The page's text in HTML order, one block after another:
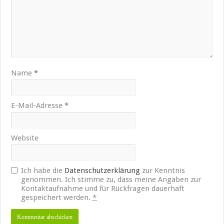
Name*
E-Mail-Adresse*
Website
Ich habe die Datenschutzerklärung zur Kenntnis
genommen. Ich stimme zu, dass meine Angaben zur
Kontaktaufnahme und für Rückfragen dauerhaft
gespeichert werden.*